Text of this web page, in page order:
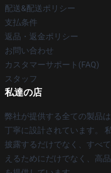
配送&配送ポリシー
支払条件
返品・返金ポリシー
お問い合わせ
カスタマーサポート(FAQ)
スタッフ
私達の店
弊社が提供する全ての製品
丁寧に設計されています。
披露するだけでなく、すべ
えるためにだけでなく、高